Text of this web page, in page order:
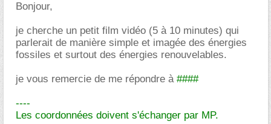
Bonjour,
je cherche un petit film vidéo (5 à 10 minutes) qui
parlerait de manière simple et imagée des énergies
fossiles et surtout des énergies renouvelables.
je vous remercie de me répondre à ####
----
Les coordonnées doivent s'échanger par MP.